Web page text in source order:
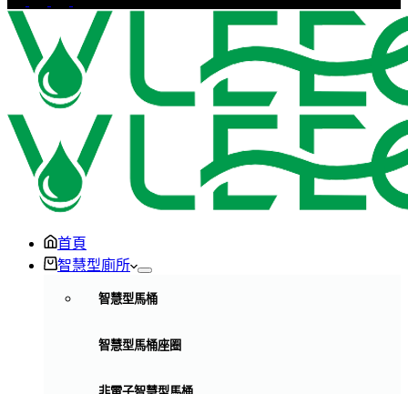
首頁
智慧型廁所
智慧型馬桶
智慧型馬桶座圈